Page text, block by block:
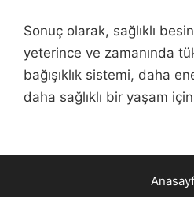
Sonuç olarak, sağlıklı
yeterince ve zamanında
bağışıklık sistemi, daha
daha sağlıklı bir yaşam